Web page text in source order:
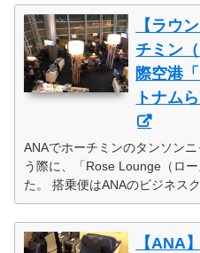
【ラウ
チミン
際空港
トナム
ANAでホーチミンのタンソン
う際に、「Rose Lounge（ロ
た。 搭乗便はANAのビジネス
【ANA